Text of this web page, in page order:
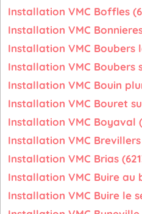
Installation VMC Boffles
Installation VMC
Installation VMC Boubers
Installation VMC Boubers
Installation VMC Bouin
Installation VMC Bouret
Installation VMC Boyaval
Installation VMC Brevillers
Installation VMC Brias
Installation VMC Buire au
Installation VMC Buire le